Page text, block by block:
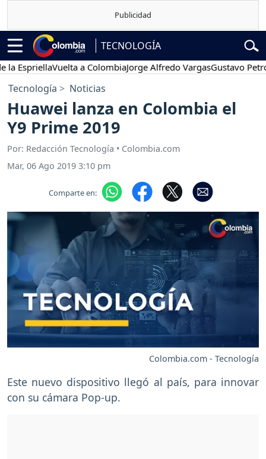
TECNOLOGÍA
Vuelta a ColombiaJorge Alfredo VargasGustavo Petro
Tecnología Noticias
Huawei lanza en Colombia el
Y9 Prime 2019
Por: Redacción Tecnología • Colombia.com
Mar, 06 Ago 2019 3:10 pm
Comparte en:
Colombia.com - Tecnología
Este nuevo dispositivo llegó al país, para innovar
con su cámara Pop-up.